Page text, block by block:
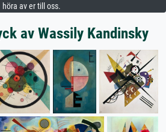
höra av er till oss.
av Wassily Kandinsky